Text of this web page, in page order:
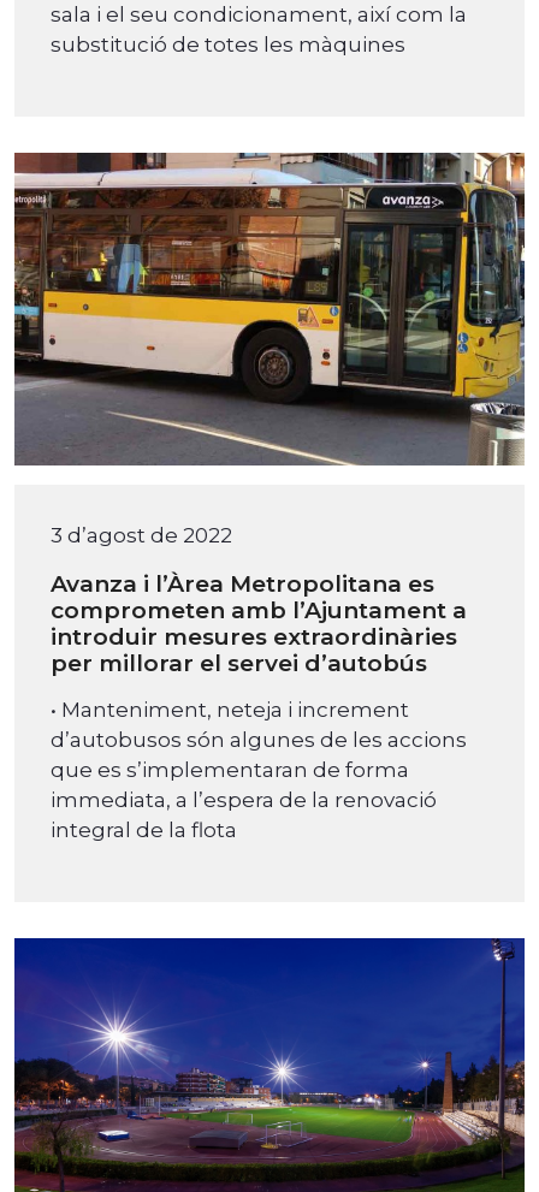
sala i el seu condicionament, així com la
substitució de totes les màquines
3 d’agost de 2022
Avanza i l’Àrea Metropolitana es
comprometen amb l’Ajuntament a
introduir mesures extraordinàries
per millorar el servei d’autobús
• Manteniment, neteja i increment
d’autobusos són algunes de les accions
que es s’implementaran de forma
immediata, a l’espera de la renovació
integral de la flota